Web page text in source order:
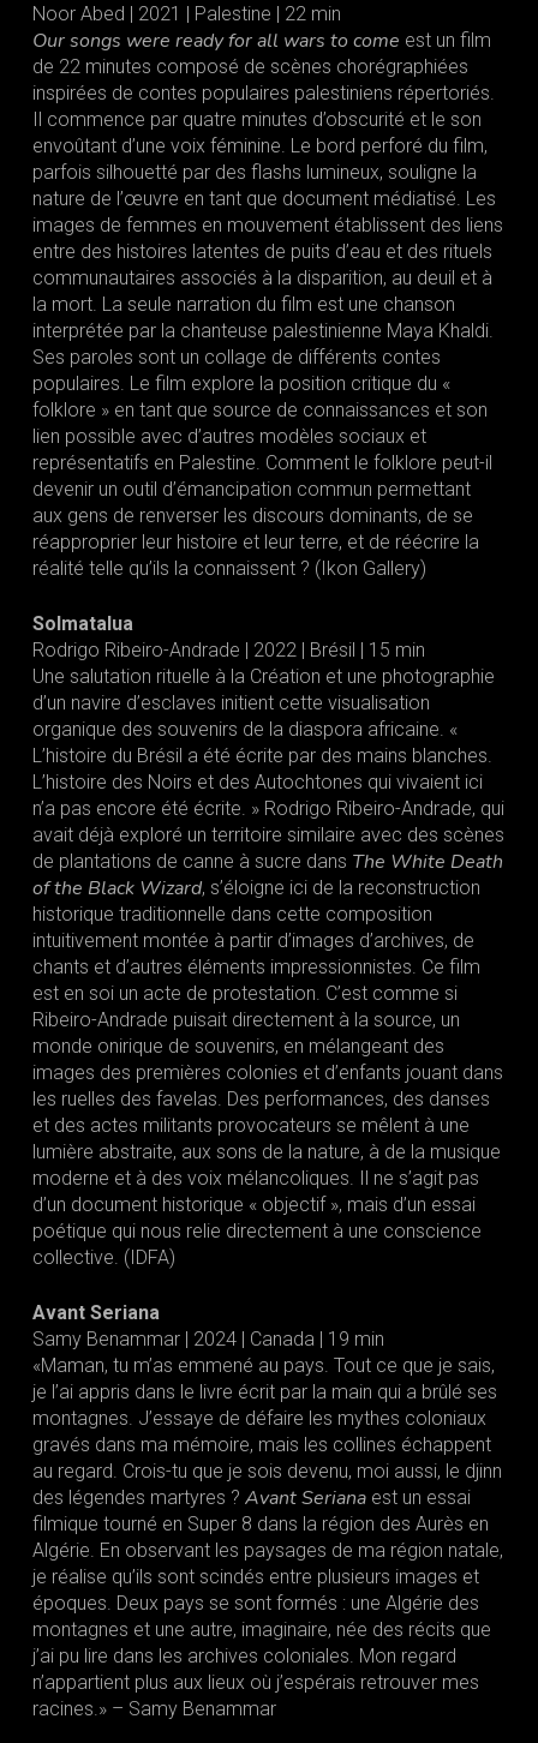
Noor Abed | 2021 | Palestine | 22 min
Our songs were ready for all wars to come est un film
de 22 minutes composé de scènes chorégraphiées
inspirées de contes populaires palestiniens répertoriés.
Il commence par quatre minutes d’obscurité et le son
envoûtant d’une voix féminine. Le bord perforé du film,
parfois silhouetté par des flashs lumineux, souligne la
nature de l’œuvre en tant que document médiatisé. Les
images de femmes en mouvement établissent des liens
entre des histoires latentes de puits d’eau et des rituels
communautaires associés à la disparition, au deuil et à
la mort. La seule narration du film est une chanson
interprétée par la chanteuse palestinienne Maya Khaldi.
Ses paroles sont un collage de différents contes
populaires. Le film explore la position critique du «
folklore » en tant que source de connaissances et son
lien possible avec d’autres modèles sociaux et
représentatifs en Palestine. Comment le folklore peut-il
devenir un outil d’émancipation commun permettant
aux gens de renverser les discours dominants, de se
réapproprier leur histoire et leur terre, et de réécrire la
réalité telle qu’ils la connaissent ? (Ikon Gallery)
Solmatalua
Rodrigo Ribeiro-Andrade | 2022 | Brésil | 15 min
Une salutation rituelle à la Création et une photographie
d’un navire d’esclaves initient cette visualisation
organique des souvenirs de la diaspora africaine. «
L’histoire du Brésil a été écrite par des mains blanches.
L’histoire des Noirs et des Autochtones qui vivaient ici
n’a pas encore été écrite. » Rodrigo Ribeiro-Andrade, qui
avait déjà exploré un territoire similaire avec des scènes
de plantations de canne à sucre dans The White Death
of the Black Wizard, s’éloigne ici de la reconstruction
historique traditionnelle dans cette composition
intuitivement montée à partir d’images d’archives, de
chants et d’autres éléments impressionnistes. Ce film
est en soi un acte de protestation. C’est comme si
Ribeiro-Andrade puisait directement à la source, un
monde onirique de souvenirs, en mélangeant des
images des premières colonies et d’enfants jouant dans
les ruelles des favelas. Des performances, des danses
et des actes militants provocateurs se mêlent à une
lumière abstraite, aux sons de la nature, à de la musique
moderne et à des voix mélancoliques. Il ne s’agit pas
d’un document historique « objectif », mais d’un essai
poétique qui nous relie directement à une conscience
collective. (IDFA)
Avant Seriana
Samy Benammar | 2024 | Canada | 19 min
«Maman, tu m’as emmené au pays. Tout ce que je sais,
je l’ai appris dans le livre écrit par la main qui a brûlé ses
montagnes. J’essaye de défaire les mythes coloniaux
gravés dans ma mémoire, mais les collines échappent
au regard. Crois-tu que je sois devenu, moi aussi, le djinn
des légendes martyres ?Avant Seriana est un essai
filmique tourné en Super 8 dans la région des Aurès en
Algérie. En observant les paysages de ma région natale,
je réalise qu’ils sont scindés entre plusieurs images et
époques. Deux pays se sont formés : une Algérie des
montagnes et une autre, imaginaire, née des récits que
j’ai pu lire dans les archives coloniales. Mon regard
n’appartient plus aux lieux où j’espérais retrouver mes
racines.» – Samy Benammar